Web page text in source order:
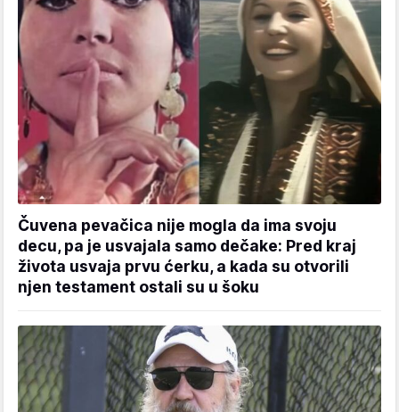
Čuvena pevačica nije mogla da ima svoju
decu, pa je usvajala samo dečake: Pred kraj
života usvaja prvu ćerku, a kada su otvorili
njen testament ostali su u šoku